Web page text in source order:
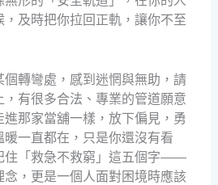
及時把你拉回正軌，讓你不至
轉彎處，感到迷惘與無助，請
有很多合法、專業的管道願意
那家當舖一樣，放下偏見，勇
一直都在，只是你還沒有看
住「救急不救窮」這五個字——
，更是一個人面對困境時應該